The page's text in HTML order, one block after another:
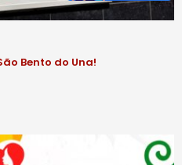
Bento do Una!